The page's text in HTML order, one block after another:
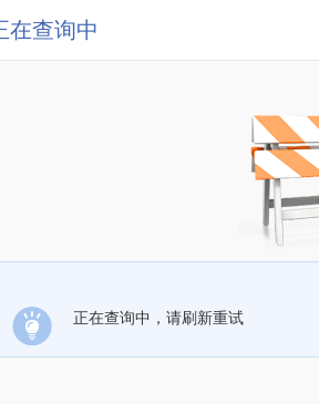
在查询中
正在查询中，请刷新重试